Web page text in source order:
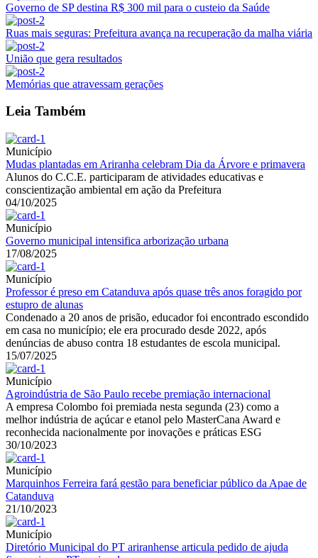
Governo de SP destina R$ 300 mil para o custeio da Saúde
Ruas mais seguras: Prefeitura avança na recuperação da malha viária
União que gera resultados
Memórias que atravessam gerações
Leia Também
Município
Mudas plantadas em Ariranha celebram Dia da Árvore e primavera
Alunos do C.C.E. participaram de atividades educativas e
conscientização ambiental em ação da Prefeitura
04/10/2025
Município
Governo municipal intensifica arborização urbana
17/08/2025
Município
Professor é preso em Catanduva após quase três anos foragido por
estupro de alunas
Condenado a 20 anos de prisão, educador foi encontrado escondido
em casa no município; ele era procurado desde 2022, após
denúncias de abuso contra 18 estudantes de escola municipal.
15/07/2025
Município
Agroindústria de São Paulo recebe premiação internacional
A empresa Colombo foi premiada nesta segunda (23) como a
melhor indústria de açúcar e etanol pelo MasterCana Award e
reconhecida nacionalmente por inovações e práticas ESG
30/10/2023
Município
Marquinhos Ferreira fará gestão para beneficiar público da Apae de
Catanduva
21/10/2023
Município
Diretório Municipal do PT ariranhense articula pedido de ajuda